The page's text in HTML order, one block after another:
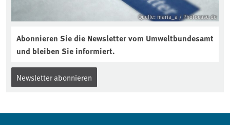
Quelle: maria_a / Photocase.de
Abonnieren Sie die Newsletter vom Umweltbundesamt
und bleiben Sie informiert.
Newsletter abonnieren